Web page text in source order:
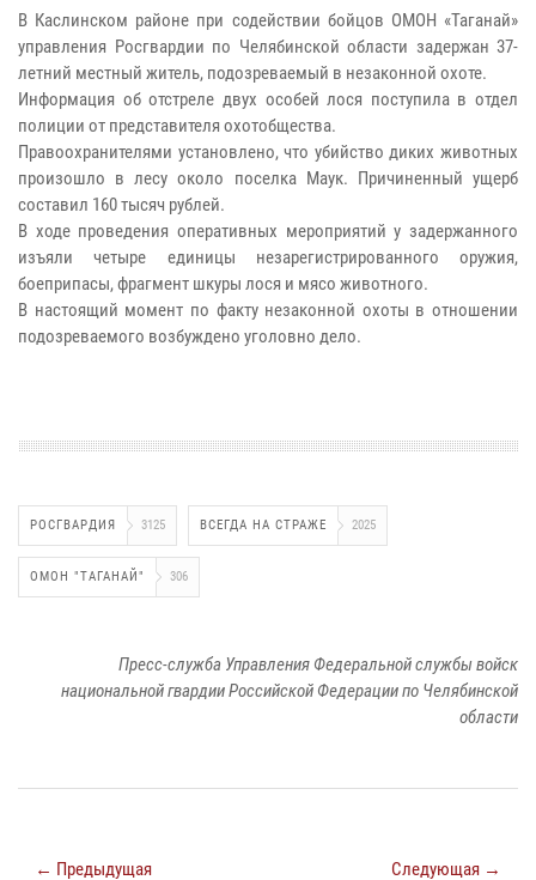
В Каслинском районе при содействии бойцов ОМОН «Таганай»
управления Росгвардии по Челябинской области задержан 37-
летний местный житель, подозреваемый в незаконной охоте.
Информация об отстреле двух особей лося поступила в отдел
полиции от представителя охотобщества.
Правоохранителями установлено, что убийство диких животных
произошло в лесу около поселка Маук. Причиненный ущерб
составил 160 тысяч рублей.
В ходе проведения оперативных мероприятий у задержанного
изъяли четыре единицы незарегистрированного оружия,
боеприпасы, фрагмент шкуры лося и мясо животного.
В настоящий момент по факту незаконной охоты в отношении
подозреваемого возбуждено уголовно дело.
РОСГВАРДИЯ 3125 ВСЕГДА НА СТРАЖЕ 2025
ОМОН "ТАГАНАЙ" 306
Пресс-служба Управления Федеральной службы войск
национальной гвардии Российской Федерации по Челябинской
области
← Предыдущая Следующая →